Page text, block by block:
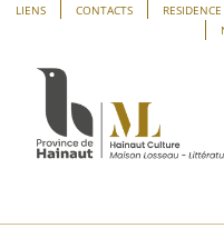
Panneau de gestion des
Passer
contenu
LIENS CONTACTS RESIDENCE